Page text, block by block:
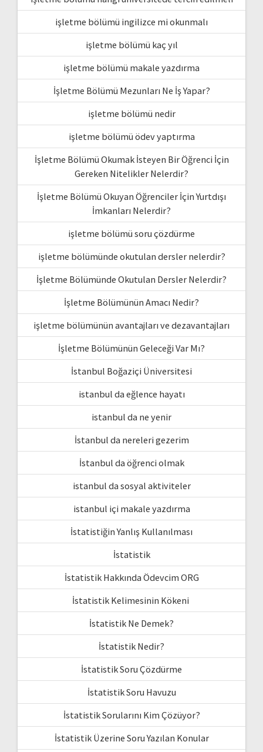
işletme bölümü ingilizce mi okunmalı
işletme bölümü kaç yıl
işletme bölümü makale yazdırma
İşletme Bölümü Mezunları Ne İş Yapar?
işletme bölümü nedir
işletme bölümü ödev yaptırma
İşletme Bölümü Okumak İsteyen Bir Öğrenci İçin
Gereken Nitelikler Nelerdir?
İşletme Bölümü Okuyan Öğrenciler İçin Yurtdışı
İmkanları Nelerdir?
işletme bölümü soru çözdürme
işletme bölümünde okutulan dersler nelerdir?
İşletme Bölümünde Okutulan Dersler Nelerdir?
İşletme Bölümünün Amacı Nedir?
işletme bölümünün avantajları ve dezavantajları
İşletme Bölümünün Geleceği Var Mı?
İstanbul Boğaziçi Üniversitesi
istanbul da eğlence hayatı
istanbul da ne yenir
İstanbul da nereleri gezerim
İstanbul da öğrenci olmak
istanbul da sosyal aktiviteler
istanbul içi makale yazdırma
İstatistiğin Yanlış Kullanılması
İstatistik
İstatistik Hakkında Ödevcim ORG
İstatistik Kelimesinin Kökeni
İstatistik Ne Demek?
İstatistik Nedir?
İstatistik Soru Çözdürme
İstatistik Soru Havuzu
İstatistik Sorularını Kim Çözüyor?
İstatistik Üzerine Soru Yazılan Konular